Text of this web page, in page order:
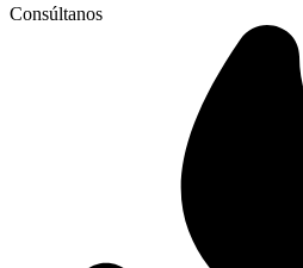
Consúltanos